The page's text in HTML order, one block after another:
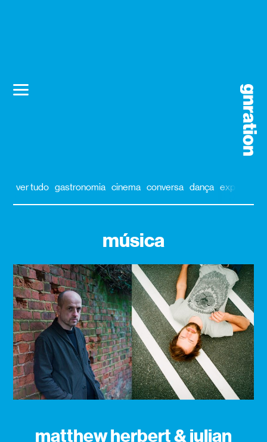
ver tudo gastronomia cinema conversa dança exposição
música
matthew herbert & julian